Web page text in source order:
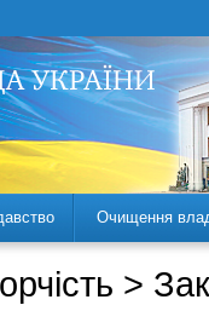
Очищення
>